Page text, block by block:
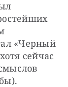
«Черный
сейчас